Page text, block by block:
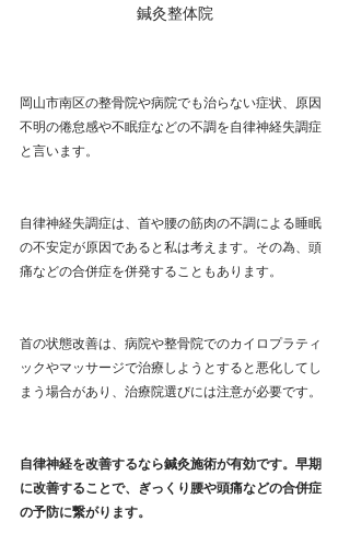
鍼灸整体院
岡山市南区の整骨院や病院でも治らない症状、原因
不明の倦怠感や不眠症などの不調を自律神経失調症
と言います。
自律神経失調症は、首や腰の筋肉の不調による睡眠
の不安定が原因であると私は考えます。その為、頭
痛などの合併症を併発することもあります。
首の状態改善は、病院や整骨院でのカイロプラティ
ックやマッサージで治療しようとすると悪化してし
まう場合があり、治療院選びには注意が必要です。
自律神経を改善するなら鍼灸施術が有効です。早期
に改善することで、ぎっくり腰や頭痛などの合併症
の予防に繋がります。